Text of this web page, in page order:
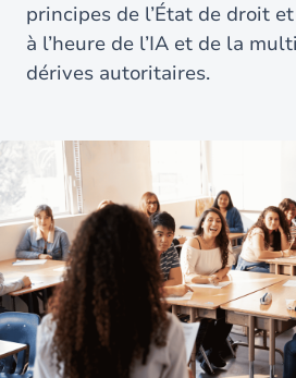
principes de l’État de droit
à l’heure de l’IA et de la
dérives autoritaires.